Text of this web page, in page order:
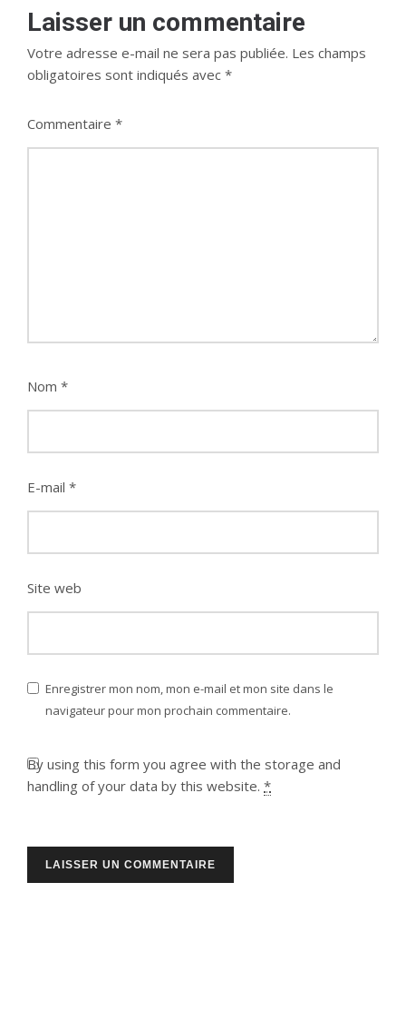
Laisser un commentaire
Votre adresse e-mail ne sera pas publiée. Les champs
obligatoires sont indiqués avec *
Commentaire *
Nom *
E-mail *
Site web
Enregistrer mon nom, mon e-mail et mon site dans le
navigateur pour mon prochain commentaire.
By using this form you agree with the storage and
handling of your data by this website. *